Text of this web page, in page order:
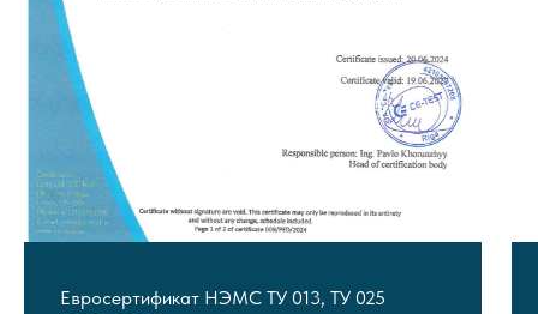
Евросертификат НЭМС ТУ 013, ТУ 025